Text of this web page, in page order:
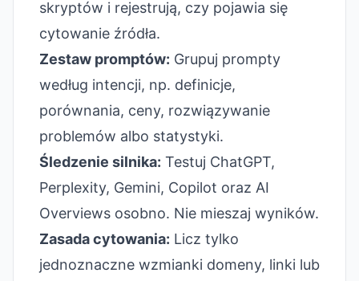
skryptów i rejestrują, czy pojawia się
cytowanie źródła.
Zestaw promptów: Grupuj prompty
według intencji, np. definicje,
porównania, ceny, rozwiązywanie
problemów albo statystyki.
Śledzenie silnika: Testuj ChatGPT,
Perplexity, Gemini, Copilot oraz AI
Overviews osobno. Nie mieszaj wyników.
Zasada cytowania: Licz tylko
jednoznaczne wzmianki domeny, linki lub